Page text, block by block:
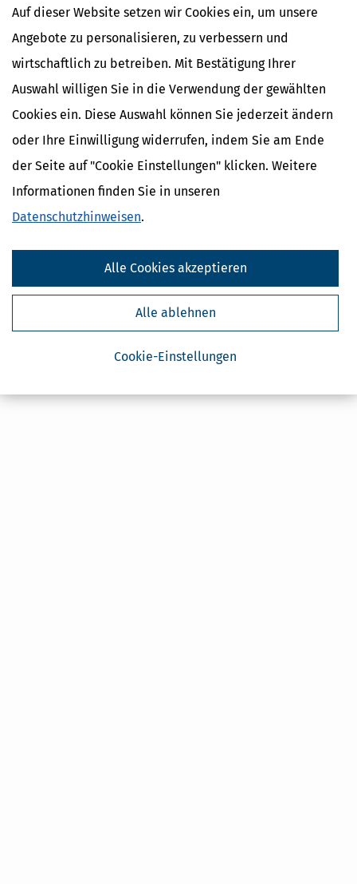
Auf dieser Website setzen wir Cookies ein, um unsere
Angebote zu personalisieren, zu verbessern und
wirtschaftlich zu betreiben. Mit Bestätigung Ihrer
Auswahl willigen Sie in die Verwendung der gewählten
Cookies ein. Diese Auswahl können Sie jederzeit ändern
oder Ihre Einwilligung widerrufen, indem Sie am Ende
der Seite auf "Cookie Einstellungen" klicken. Weitere
Informationen finden Sie in unseren
Datenschutzhinweisen.
Cookie-Einstellungen
Alle ablehnen
Alle Cookies akzeptieren
Kostenlose Steuertipps & News
Absenden
Steuertipps
Steuertipps Selbstständige
Geldtipps
Datenschutzhinweisehabe ich gelesen.
Meine Einwilligung kann ich jederzeit durch
Abbestellung des Newsletters widerrufen.